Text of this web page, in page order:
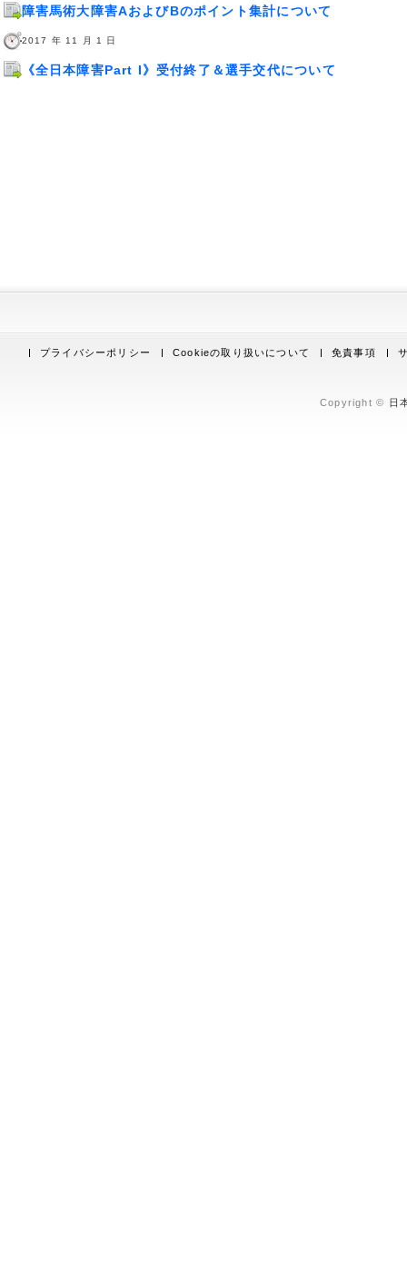
障害馬術大障害AおよびBのポイント集計について
2017 年 11 月 1 日
《全日本障害Part I》受付終了＆選手交代について
プライバシーポリシー Cookieの取り扱いについて 免責事項
Copyright © 日